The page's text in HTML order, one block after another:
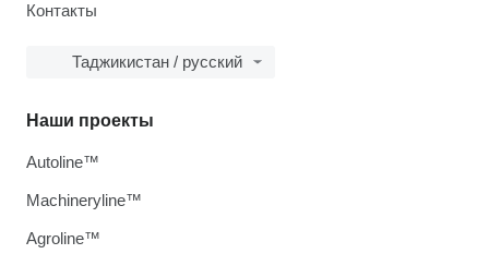
Контакты
Таджикистан / русский
Наши проекты
Autoline™
Machineryline™
Agroline™